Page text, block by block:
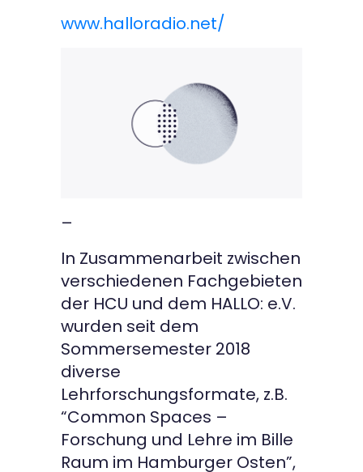
www.halloradio.net/
–
In Zusammenarbeit zwischen
verschiedenen Fachgebieten
der HCU und dem HALLO: e.V.
wurden seit dem
Sommersemester 2018
diverse
Lehrforschungsformate, z.B.
“Common Spaces –
Forschung und Lehre im Bille
Raum im Hamburger Osten”,